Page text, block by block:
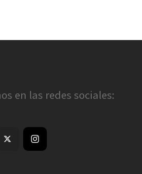
en las redes sociales: